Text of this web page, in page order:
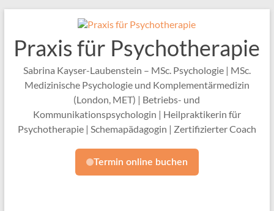
springen
Praxis für Psychotherapie
Sabrina Kayser-Laubenstein – MSc. Psychologie | MSc.
Medizinische Psychologie und Komplementärmedizin
(London, MET) | Betriebs- und
Kommunikationspsychologin | Heilpraktikerin für
Psychotherapie | Schemapädagogin | Zertifizierter Coach
Termin online buchen